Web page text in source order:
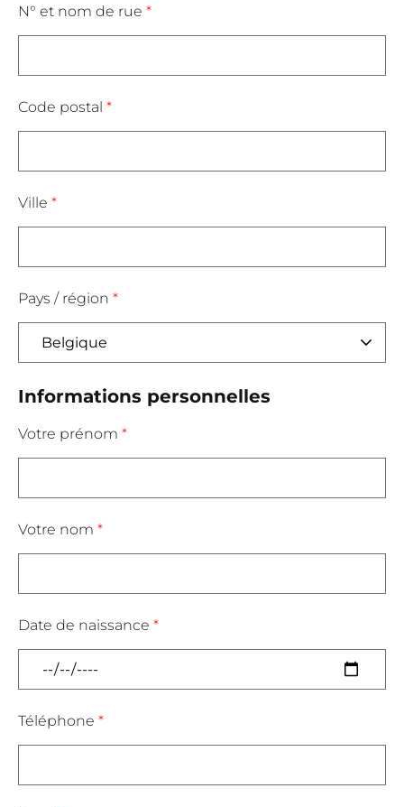
N° et nom de rue *
Code postal *
Ville *
Pays / région *
Informations personnelles
Votre prénom *
Votre nom *
Date de naissance *
Téléphone *